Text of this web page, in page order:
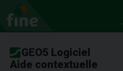
GEO5 Logiciel
Aide contextuelle